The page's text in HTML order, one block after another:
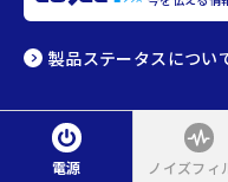
製品ステータスについ
電源 ノイズフィ